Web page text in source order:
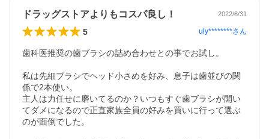
ドラッグストアよりもコスパ良し！ 2022/8/31
5 uly********さん
歯科医推奨の歯ブラシの詰め合わせとの事でお試し。
私は先細ブラシでヘッド小さめを好み、息子は歯並びの関
係で2本使い。
主人は力任せに磨いてるのか？いつもすぐ歯ブラシが開い
てダメになるので正直家族全員の好みを買いに行って選ぶ
のが面倒でした。